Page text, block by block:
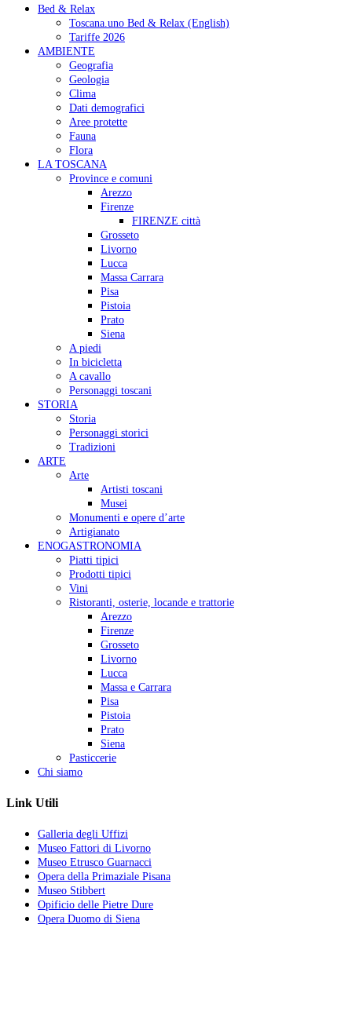
Bed & Relax
Toscana.uno Bed & Relax (English)
Tariffe 2026
AMBIENTE
Geografia
Geologia
Clima
Dati demografici
Aree protette
Fauna
Flora
LA TOSCANA
Province e comuni
Arezzo
Firenze
FIRENZE città
Grosseto
Livorno
Lucca
Massa Carrara
Pisa
Pistoia
Prato
Siena
A piedi
In bicicletta
A cavallo
Personaggi toscani
STORIA
Storia
Personaggi storici
Tradizioni
ARTE
Arte
Artisti toscani
Musei
Monumenti e opere d’arte
Artigianato
ENOGASTRONOMIA
Piatti tipici
Prodotti tipici
Vini
Ristoranti, osterie, locande e trattorie
Arezzo
Firenze
Grosseto
Livorno
Lucca
Massa e Carrara
Pisa
Pistoia
Prato
Siena
Pasticcerie
Chi siamo
Link Utili
Galleria degli Uffizi
Museo Fattori di Livorno
Museo Etrusco Guarnacci
Opera della Primaziale Pisana
Museo Stibbert
Opificio delle Pietre Dure
Opera Duomo di Siena